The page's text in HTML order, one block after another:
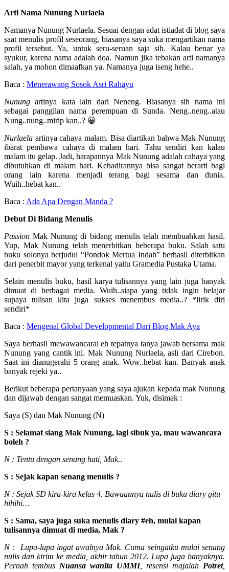
Arti Nama Nunung Nurlaela
Namanya Nunung Nurlaela. Sesuai dengan adat istiadat di blog saya
saat menulis profil seseorang, biasanya saya suka mengartikan nama
profil tersebut. Ya, untuk seru-seruan saja sih. Kalau benar ya
syukur, karena nama adalah doa. Namun jika tebakan arti namanya
salah, ya mohon dimaafkan ya. Namanya juga iseng hehe..
Baca : Menerawang Sosok Asri Rahayu
Nunung artinya kata lain dari Neneng. Biasanya sih nama ini
sebagai panggilan nama perempuan di Sunda. Neng..neng..atau
Nung..nung..mirip kan..? 😀
Nurlaela artinya cahaya malam. Bisa diartikan bahwa Mak Nunung
ibarat pembawa cahaya di malam hari. Tahu sendiri kan kalau
malam itu gelap. Jadi, harapannya Mak Nunung adalah cahaya yang
dibutuhkan di malam hari. Kehadirannya bisa sangat berarti bagi
orang lain karena menjadi terang bagi sesama dan dunia.
Wuih..hebat kan..
Baca : Ada Apa Dengan Manda ?
Debut Di Bidang Menulis
Passion Mak Nunung di bidang menulis telah membuahkan hasil.
Yup, Mak Nunung telah menerbitkan beberapa buku. Salah satu
buku solonya berjudul “Pondok Mertua Indah” berhasil diterbitkan
dari penerbit mayor yang terkenal yaitu Gramedia Pustaka Utama.
Selain menulis buku, hasil karya tulisannya yang lain juga banyak
dimuat di berbagai media. Wuih..siapa yang tidak ingin belajar
supaya tulisan kita juga sukses menembus media..? *lirik diri
sendiri*
Baca : Mengenal Global Developmental Dari Blog Mak Aya
Saya berhasil mewawancarai eh tepatnya tanya jawab bersama mak
Nunung yang cantik ini. Mak Nunung Nurlaela, asli dari Cirebon.
Saat ini dianugerahi 5 orang anak. Wow..hebat kan. Banyak anak
banyak rejeki ya..
Berikut beberapa pertanyaan yang saya ajukan kepada mak Nunung
dan dijawab dengan sangat memuaskan. Yuk, disimak :
Saya (S) dan Mak Nunung (N)
S : Selamat siang Mak Nunung, lagi sibuk ya, mau wawancara
boleh ?
N : Tentu dengan senang hati, Mak..
S : Sejak kapan senang menulis ?
N : Sejak SD kira-kira kelas 4. Bawaannya nulis di buku diary gitu
hihihi…
S : Sama, saya juga suka menulis diary #eh, mulai kapan
tulisannya dimuat di media, Mak ?
N : Lupa-lupa ingat awalnya Mak. Cuma seingatku mulai senang
nulis dan kirim ke media, akhir tahun 2012. Lupa juga banyaknya.
Pernah tembus Nuansa wanita UMMI, resensi majalah Potret,